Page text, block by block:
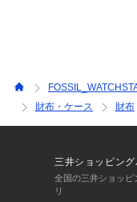
財布・ケース
財布
三井ショッピング
全国の三井ショッピ
リ